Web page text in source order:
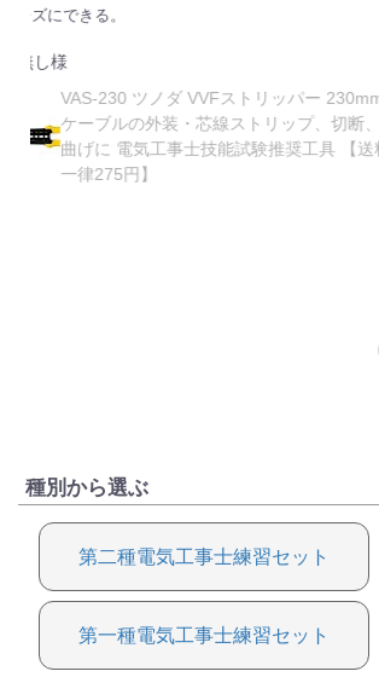
どこよりも安いので助かりました！
ご利用者様
DK-200 ホーザン 新品 電気工事士
工する7つの作業が可能！ 合格マ
種別から選ぶ
第二種電気工事士練習セット
第一種電気工事士練習セット